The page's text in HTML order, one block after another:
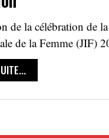
de la célébration de
de la Femme (JIF)